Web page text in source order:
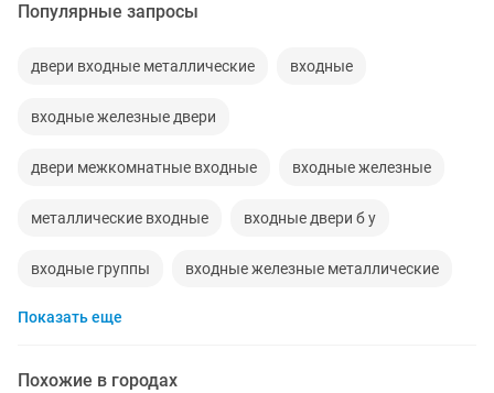
Популярные запросы
двери входные металлические входные
входные железные двери
двери межкомнатные входные входные железные
металлические входные входные двери б у
входные группы входные железные металлические
металические входные двери
Показать еще
Похожие в городах